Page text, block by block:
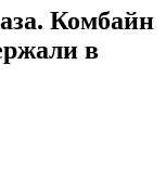
Комбайн
в